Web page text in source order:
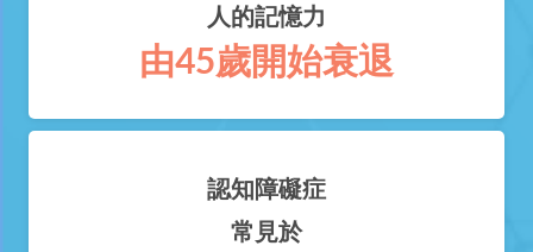
人的記憶力
由45歲開始衰退
認知障礙症
常見於